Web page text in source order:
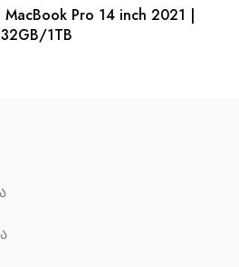
MacBook Pro 14 inch 2021 |
32GB/1TB